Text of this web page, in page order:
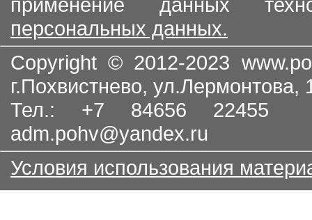
персональных данных.
Copyright © 2012-2023
г.Похвистнево, ул.Лермонтова,
Тел.: +7 84656
adm.pohv@yandex.ru
Условия использования